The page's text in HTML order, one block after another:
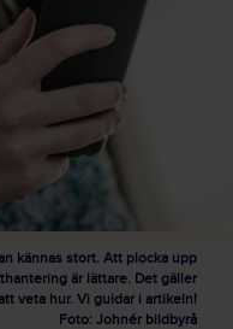
kännas stort. Att plocka upp
är lättare. Det gäller
veta hur. Vi guidar i artikeln!
Foto: Johnér bildbyrå